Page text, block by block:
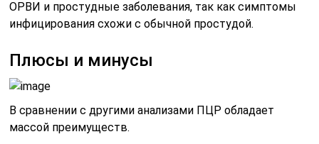
ОРВИ и простудные заболевания, так как симптомы
инфицирования схожи с обычной простудой.
Плюсы и минусы
В сравнении с другими анализами ПЦР обладает
массой преимуществ.